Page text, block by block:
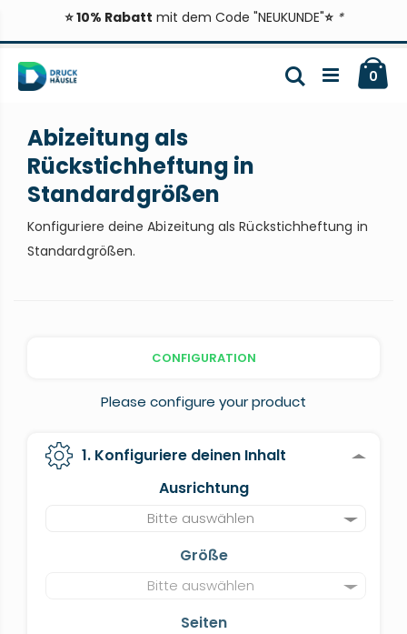
⭐ 10% Rabatt mit dem Code "NEUKUNDE"⭐ *
Inhalt
springen
0
Suche
Abizeitung als
Rückstichheftung in
Standardgrößen
Konfiguriere deine Abizeitung als Rückstichheftung in
Standardgrößen.
CONFIGURATION
Please configure your product
1. Konfiguriere deinen Inhalt
Ausrichtung
Bitte auswählen
Größe
Bitte auswählen
Seiten